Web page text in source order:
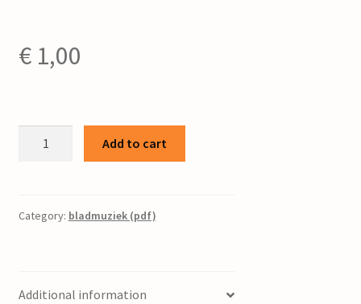
€1,00
op
Gez.
Add to cart
Category: bladmuziek (pdf)
Additional information